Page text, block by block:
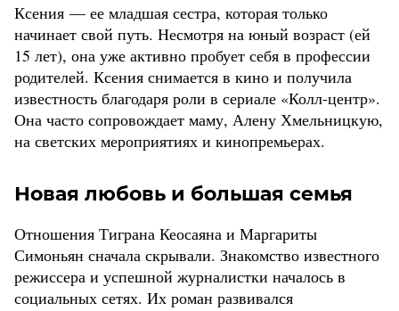
Ксения — ее младшая сестра, которая только
начинает свой путь. Несмотря на юный возраст (ей
15 лет), она уже активно пробует себя в профессии
родителей. Ксения снимается в кино и получила
известность благодаря роли в сериале «Колл-центр».
Она часто сопровождает маму, Алену Хмельницкую,
на светских мероприятиях и кинопремьерах.
Новая любовь и большая семья
Отношения Тиграна Кеосаяна и Маргариты
Симоньян сначала скрывали. Знакомство известного
режиссера и успешной журналистки началось в
социальных сетях. Их роман развивался